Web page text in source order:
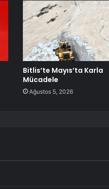
Bitlis’te Mayıs’ta Karla
Mücadele
Ağustos 5, 2026